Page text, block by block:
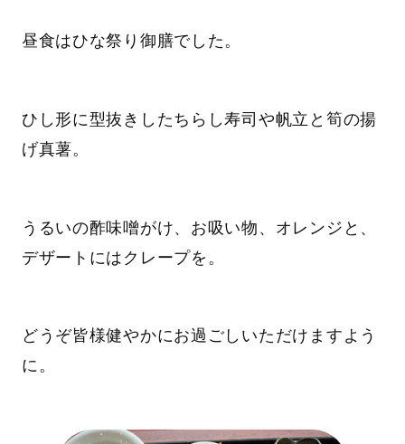
昼食はひな祭り御膳でした。
ひし形に型抜きしたちらし寿司や帆立と筍の揚
げ真薯。
うるいの酢味噌がけ、お吸い物、オレンジと、
デザートにはクレープを。
どうぞ皆様健やかにお過ごしいただけますよう
に。